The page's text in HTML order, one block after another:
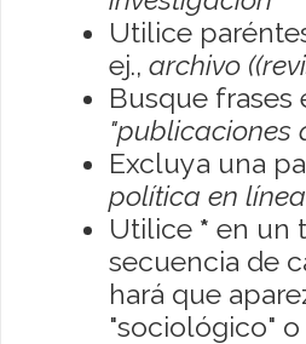
Utilice
ej., archivo
Busque frases
"publicaciones
Excluya una
política en línea
Utilice * en un
secuencia de
hará que
"sociológico" o